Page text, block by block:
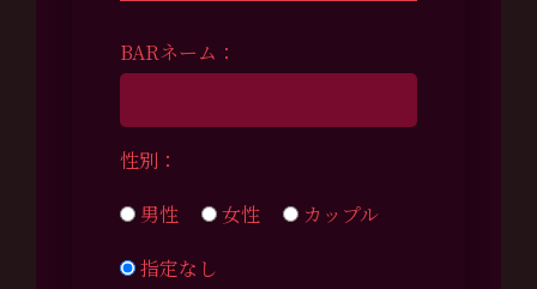
BARネーム：
性別：
男性
女性
カップル
指定なし